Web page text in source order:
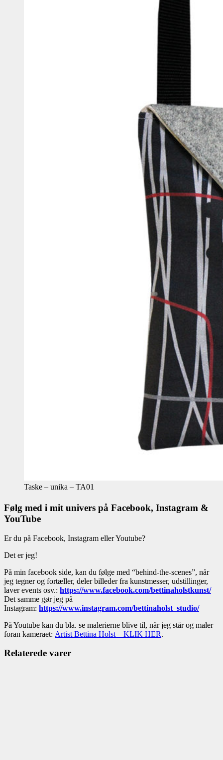
Taske – unika – TA01
Følg med i mit univers på Facebook, Instagram &
YouTube
Er du på Facebook, Instagram eller Youtube?
Det er jeg!
På min facebook side, kan du følge med “behind-the-scenes”, når
jeg tegner og fortæller, deler billeder fra kunstmesser, udstillinger,
laver events osv.: https://www.facebook.com/bettinaholstkunst/
Det samme gør jeg på
Instagram: https://www.instagram.com/bettinaholst_studio/
På Youtube kan du bla. se malerierne blive til, når jeg står og maler
foran kameraet: Artist Bettina Holst – KLIK HER.
Relaterede varer